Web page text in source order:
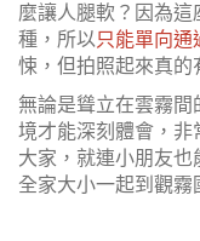
麼讓人腿軟？因為
種，所以只能單向通
悚，但拍照起來真的
無論是聳立在雲霧
境才能深刻體會，非
大家，就連小朋友
全家大小一起到觀霧